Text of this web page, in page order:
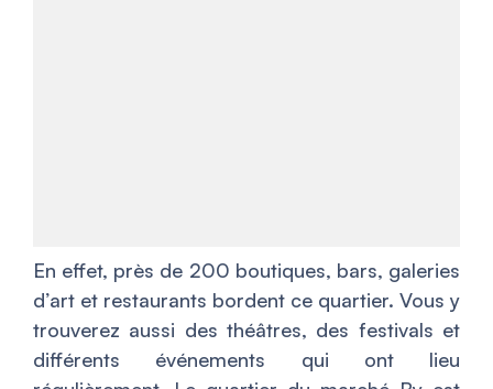
En effet, près de 200 boutiques, bars, galeries
d’art et restaurants bordent ce quartier. Vous y
trouverez aussi des théâtres, des festivals et
différents événements qui ont lieu